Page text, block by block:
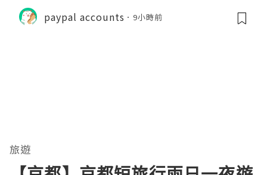
paypal accounts 9小時前
旅遊